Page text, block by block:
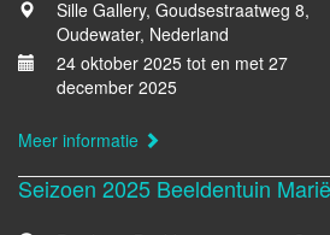
Sille Gallery, Goudsestraatweg 8,
Oudewater, Nederland
24 oktober 2025 tot en met 27
december 2025
Meer informatie
Seizoen 2025 Beeldentuin